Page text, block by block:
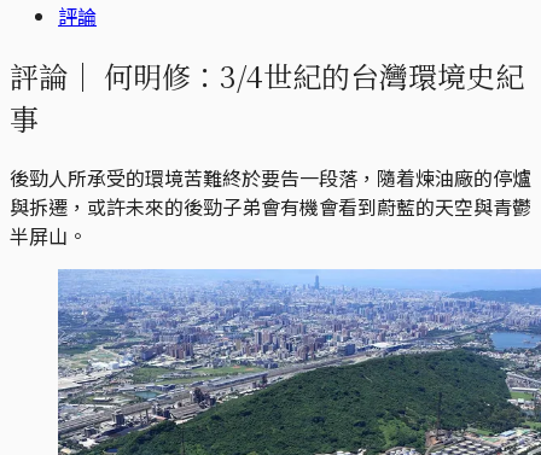
評論
評論｜ 何明修：3/4世紀的台灣環境史紀
事
後勁人所承受的環境苦難終於要告一段落，隨着煉油廠的停爐
與拆遷，或許未來的後勁子弟會有機會看到蔚藍的天空與青鬱
半屏山。